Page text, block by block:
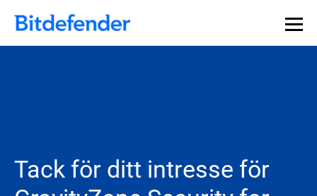
Tack för ditt intresse för